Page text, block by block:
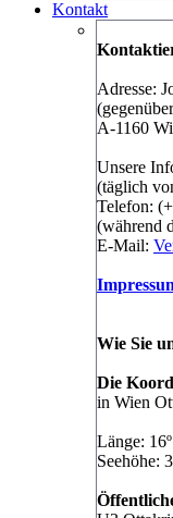
Kontakt
Adresse:
A-1160
Unsere
(täglich
Telefon:
(während
E-Mail:
Wie Sie
Die
in Wien
Länge:
Seehöhe: